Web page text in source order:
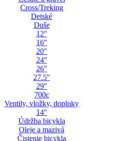
Cross/Treking
Detské
Duše
12"
16"
20"
24"
26"
27.5"
29"
700c
Ventily, vložky, doplnky
14"
Údržba bicykla
Oleje a mazivá
Čistenie bicykla